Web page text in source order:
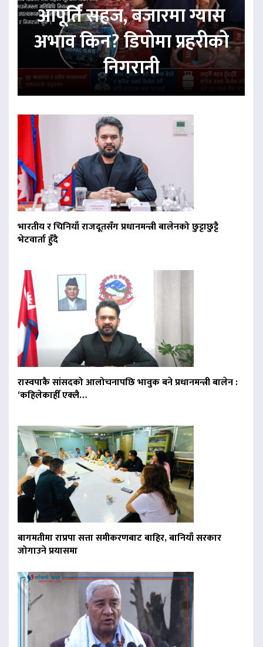
आपूर्ति सहज, बजारमा ग्यास
अभाव किन? डिपोमा प्रहरीको
निगरानी
भारतीय र चिनियाँ राजदूतसँग प्रधानमन्त्री बालेनको छुट्टाछुट्टै
भेटवार्ता हुँदै
रास्वपाकै सांसदको आलोचनापछि भावुक बने प्रधानमन्त्री बालेन :
‘कहिलेकाहीँ एक्लै…
बागमतीमा राप्रपा सत्ता समीकरणबाट बाहिर, बानियाँ सरकार
जोगाउने प्रयासमा